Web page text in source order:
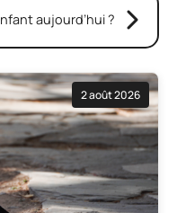
aujourd’hui ?
2 août 2026